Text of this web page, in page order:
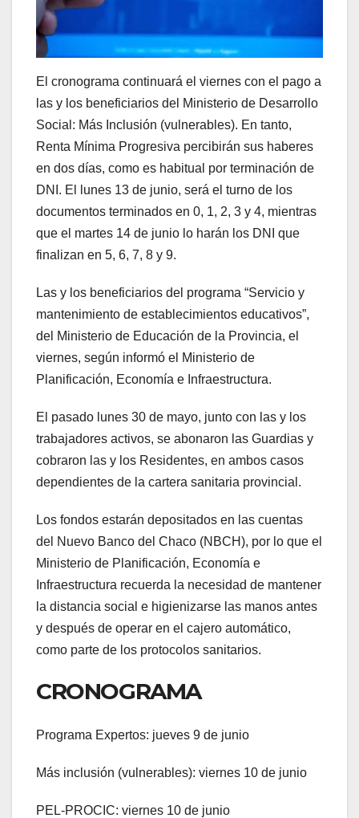
El cronograma continuará el viernes con el pago a
las y los beneficiarios del Ministerio de Desarrollo
Social: Más Inclusión (vulnerables). En tanto,
Renta Mínima Progresiva percibirán sus haberes
en dos días, como es habitual por terminación de
DNI. El lunes 13 de junio, será el turno de los
documentos terminados en 0, 1, 2, 3 y 4, mientras
que el martes 14 de junio lo harán los DNI que
finalizan en 5, 6, 7, 8 y 9.
Las y los beneficiarios del programa “Servicio y
mantenimiento de establecimientos educativos”,
del Ministerio de Educación de la Provincia, el
viernes, según informó el Ministerio de
Planificación, Economía e Infraestructura.
El pasado lunes 30 de mayo, junto con las y los
trabajadores activos, se abonaron las Guardias y
cobraron las y los Residentes, en ambos casos
dependientes de la cartera sanitaria provincial.
Los fondos estarán depositados en las cuentas
del Nuevo Banco del Chaco (NBCH), por lo que el
Ministerio de Planificación, Economía e
Infraestructura recuerda la necesidad de mantener
la distancia social e higienizarse las manos antes
y después de operar en el cajero automático,
como parte de los protocolos sanitarios.
CRONOGRAMA
Programa Expertos: jueves 9 de junio
Más inclusión (vulnerables): viernes 10 de junio
PEL-PROCIC: viernes 10 de junio